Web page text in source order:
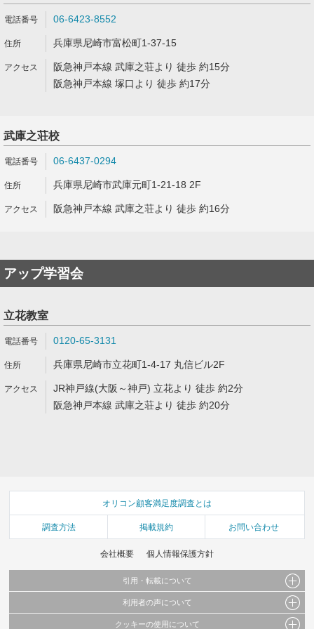
06-6423-8552
兵庫県尼崎市富松町1-37-15
阪急神戸本線 武庫之荘より 徒歩 約15分
阪急神戸本線 塚口より 徒歩 約17分
武庫之荘校
06-6437-0294
兵庫県尼崎市武庫元町1-21-18 2F
阪急神戸本線 武庫之荘より 徒歩 約16分
アップ学習会
立花教室
0120-65-3131
兵庫県尼崎市立花町1-4-17 丸信ビル2F
JR神戸線(大阪～神戸) 立花より 徒歩 約2分
阪急神戸本線 武庫之荘より 徒歩 約20分
オリコン顧客満足度調査とは
調査方法 掲載規約 お問い合わせ
会社概要 個人情報保護方針
引用・転載について
当サイトで公開されている情報（文字、写真、イラスト、画像データ等）及びこれらの配
利用者の声について
当サイトに掲載している内容はすべてサービスの利用者が提出された見解・感想です。
クッキーの使用について